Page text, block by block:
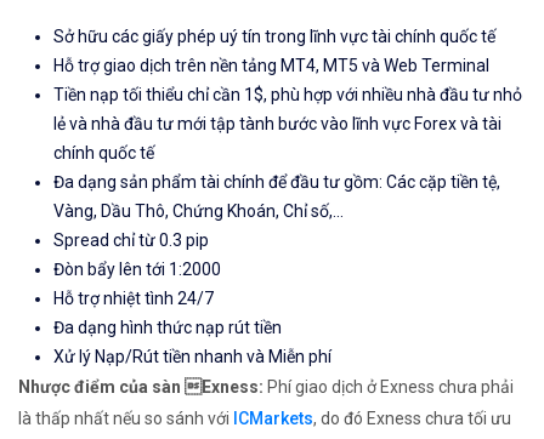
Sở hữu các giấy phép uý tín trong lĩnh vực tài chính quốc tế
Hỗ trợ giao dịch trên nền tảng MT4, MT5 và Web Terminal
Tiền nạp tối thiểu chỉ cần 1$, phù hợp với nhiều nhà đầu tư nhỏ
lẻ và nhà đầu tư mới tập tành bước vào lĩnh vực Forex và tài
chính quốc tế
Đa dạng sản phẩm tài chính để đầu tư gồm: Các cặp tiền tệ,
Vàng, Dầu Thô, Chứng Khoán, Chỉ số,...
Spread chỉ từ 0.3 pip
Đòn bẩy lên tới 1:2000
Hỗ trợ nhiệt tình 24/7
Đa dạng hình thức nạp rút tiền
Xử lý Nạp/Rút tiền nhanh và Miễn phí
Nhược điểm của sàn Exness: Phí giao dịch ở Exness chưa phải
là thấp nhất nếu so sánh với ICMarkets, do đó Exness chưa tối ưu